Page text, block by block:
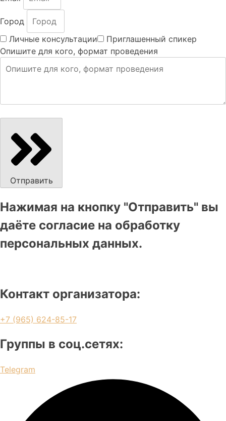
Город
Личные консультации
Приглашенный спикер
Опишите для кого, формат проведения
Отправить
Нажимая на кнопку "Отправить" вы
даёте согласие на обработку
персональных данных.
Контакт организатора:
+7 (965) 624-85-17
Группы в соц.сетях:
Telegram